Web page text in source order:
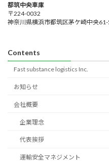
都筑中央車庫
〒224-0032
神奈川県横浜市都筑区茅ケ崎中央61-
Contents
Fast substance logistics Inc.
お知らせ
会社概要
企業理念
代表挨拶
運輸安全マネジメント